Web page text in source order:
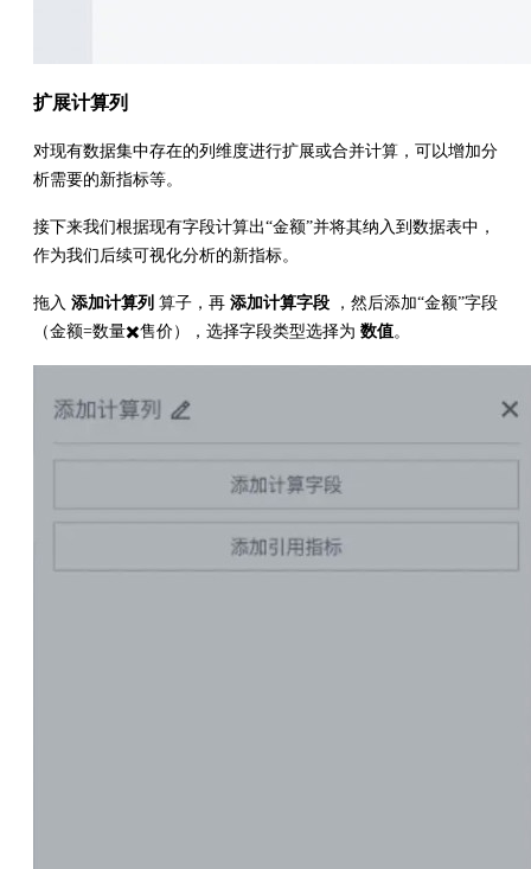
扩展计算列
对现有数据集中存在的列维度进行扩展或合并计算，可以增加分
析需要的新指标等。
接下来我们根据现有字段计算出“金额”并将其纳入到数据表中，
作为我们后续可视化分析的新指标。
拖入 添加计算列 算子，再 添加计算字段
，然后添加“金额”字段
（金额=数量✖️售价），选择字段类型选择为 数值。